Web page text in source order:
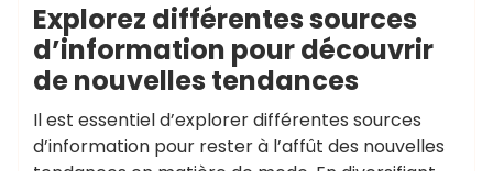
Explorez différentes sources
d’information pour découvrir
de nouvelles tendances
Il est essentiel d’explorer différentes sources
d’information pour rester à l’affût des nouvelles